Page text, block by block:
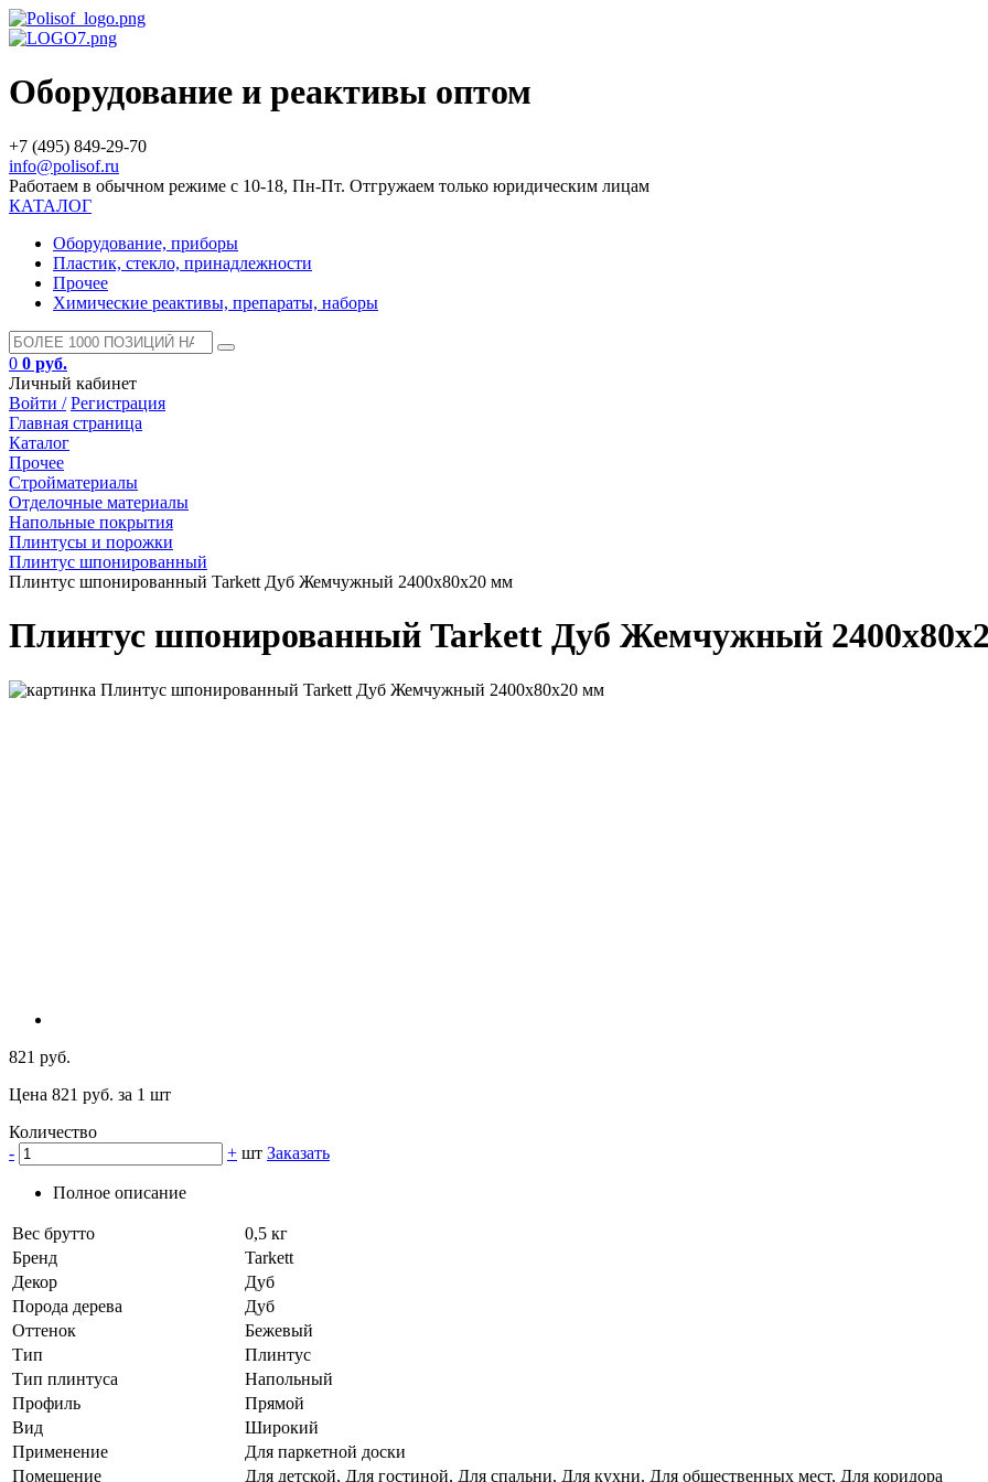
Оборудование и реактивы оптом
+7 (495) 849-29-70
info@polisof.ru
Работаем в обычном режиме с 10-18, Пн-Пт. Отгружаем только юридическим лицам
КАТАЛОГ
Оборудование, приборы
Пластик, стекло, принадлежности
Прочее
Химические реактивы, препараты, наборы
0 0 руб.
Личный кабинет
Войти / Регистрация
Главная страница
Каталог
Прочее
Стройматериалы
Отделочные материалы
Напольные покрытия
Плинтусы и порожки
Плинтус шпонированный
Плинтус шпонированный Tarkett Дуб Жемчужный 2400x80x20 мм
Плинтус шпонированный Tarkett Дуб Жемчужный
821 руб.
Цена 821 руб. за 1 шт
Количество
-
+ шт Заказать
Полное описание
Вес брутто
0,5 кг
Бренд
Tarkett
Декор
Дуб
Порода дерева
Дуб
Оттенок
Бежевый
Тип
Плинтус
Тип плинтуса
Напольный
Профиль
Прямой
Вид
Широкий
Применение
Для паркетной доски
Помещение
Для детской, Для гостиной, Для спальни, Для кухни, Для общественных мест, Для коридора